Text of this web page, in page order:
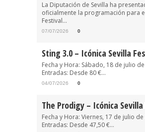
La Diputación de Sevilla ha
oficialmente la programación para
Festival...
07/07/2026 0
Sting 3.0 – Icónica Sevilla
Fecha y Hora: Sábado, 18 de julio
Entradas: Desde 80 €...
04/07/2026 0
The Prodigy – Icónica Sevilla
Fecha y Hora: Viernes, 17 de julio
Entradas: Desde 47,50 €...